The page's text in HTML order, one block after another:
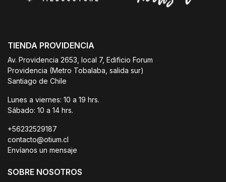
TIENDA PROVIDENCIA
Av. Providencia 2653, local 7, Edificio Forum
Providencia (Metro Tobalaba, salida sur)
Santiago de Chile
Lunes a viernes: 10 a 19 hrs.
Sábado: 10 a 14 hrs.
+56232529187
contacto@otium.cl
Envíanos un mensaje
SOBRE NOSOTROS